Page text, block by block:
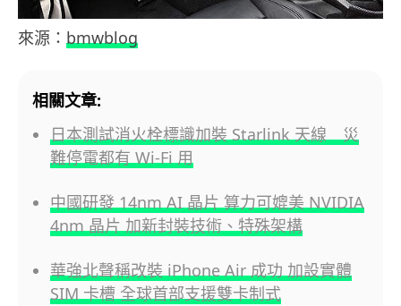
來源： bmwblog
相關文章:
日本測試消火栓標識加裝 Starlink 天線 災
難停電都有 Wi-Fi 用
中國研發 14nm AI 晶片 算力可媲美 NVIDIA
4nm 晶片 加新封裝技術、特殊架構
華強北聲稱改裝 iPhone Air 成功 加設實體
SIM 卡槽 全球首部支援雙卡制式